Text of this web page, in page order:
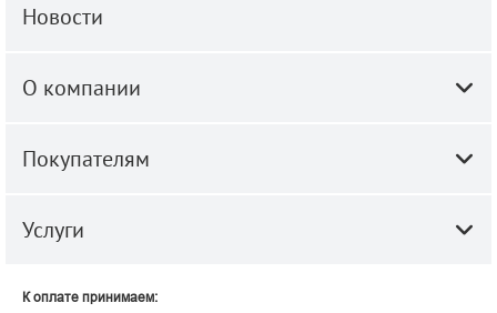
Новости
О компании
Покупателям
Услуги
К оплате принимаем: